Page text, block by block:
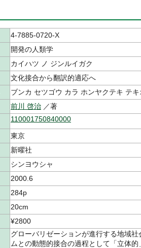
4-7885-0720-X
開発の人類学
カイハツ ノ ジンルイガク
文化接合から翻訳的適応へ
ブンカ セツゴウ カラ ホンヤクテキ テ
前川 啓治 ／著
110001750840000
東京
新曜社
シンヨウシャ
2000.6
284p
20cm
¥2800
グローバリゼーションが進行する地域
ムとの動態的接合の過程として「立体